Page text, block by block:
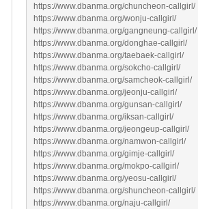
https://www.dbanma.org/chuncheon-callgirl/
https://www.dbanma.org/wonju-callgirl/
https://www.dbanma.org/gangneung-callgirl/
https://www.dbanma.org/donghae-callgirl/
https://www.dbanma.org/taebaek-callgirl/
https://www.dbanma.org/sokcho-callgirl/
https://www.dbanma.org/samcheok-callgirl/
https://www.dbanma.org/jeonju-callgirl/
https://www.dbanma.org/gunsan-callgirl/
https://www.dbanma.org/iksan-callgirl/
https://www.dbanma.org/jeongeup-callgirl/
https://www.dbanma.org/namwon-callgirl/
https://www.dbanma.org/gimje-callgirl/
https://www.dbanma.org/mokpo-callgirl/
https://www.dbanma.org/yeosu-callgirl/
https://www.dbanma.org/shuncheon-callgirl/
https://www.dbanma.org/naju-callgirl/